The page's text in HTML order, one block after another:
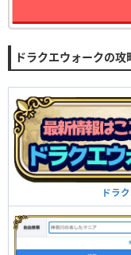
ドラクエウォークの攻
ドラ